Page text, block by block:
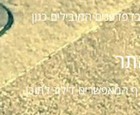
המובילים כגון
המאפשרים דילוג לתוכן